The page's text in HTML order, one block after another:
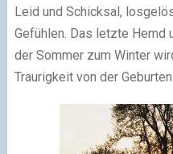
Leid und Schicksal,
Gefühlen. Das letzte Hemd
der Sommer zum Winter
Traurigkeit von der